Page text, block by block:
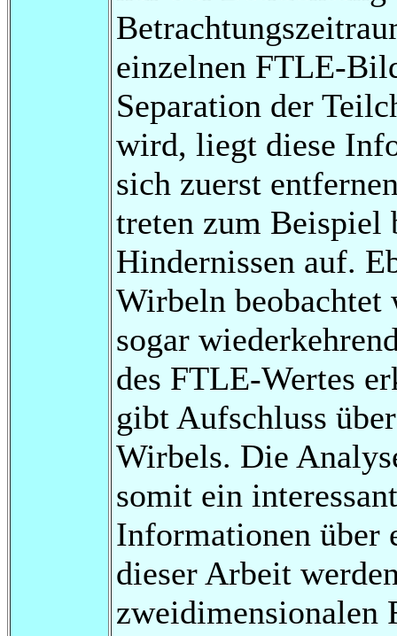
einzelnen FTLE-
Separation der
wird, liegt diese
sich zuerst
treten zum Beispiel
Hindernissen auf.
Wirbeln beobachtet
sogar
des FTLE-Wertes
gibt Aufschluss
Wirbels. Die
somit ein
Informationen über
dieser Arbeit
zweidimensionalen